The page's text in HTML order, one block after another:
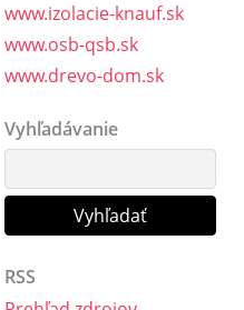
www.izolacie-knauf.sk
www.osb-qsb.sk
www.drevo-dom.sk
Vyhľadávanie
RSS